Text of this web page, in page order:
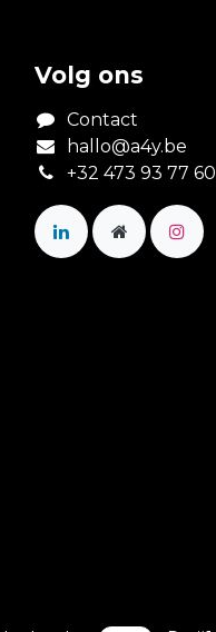
Volg ons
Contact
hallo@a4y.be
+32 473 93 77 60